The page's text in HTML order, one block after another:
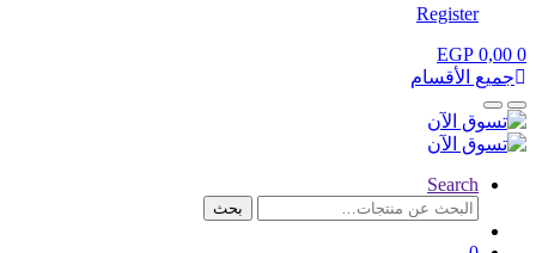
Register
0
EGP 0,00
جميع الأقسام
Open
Close
Search
البحث
بحث